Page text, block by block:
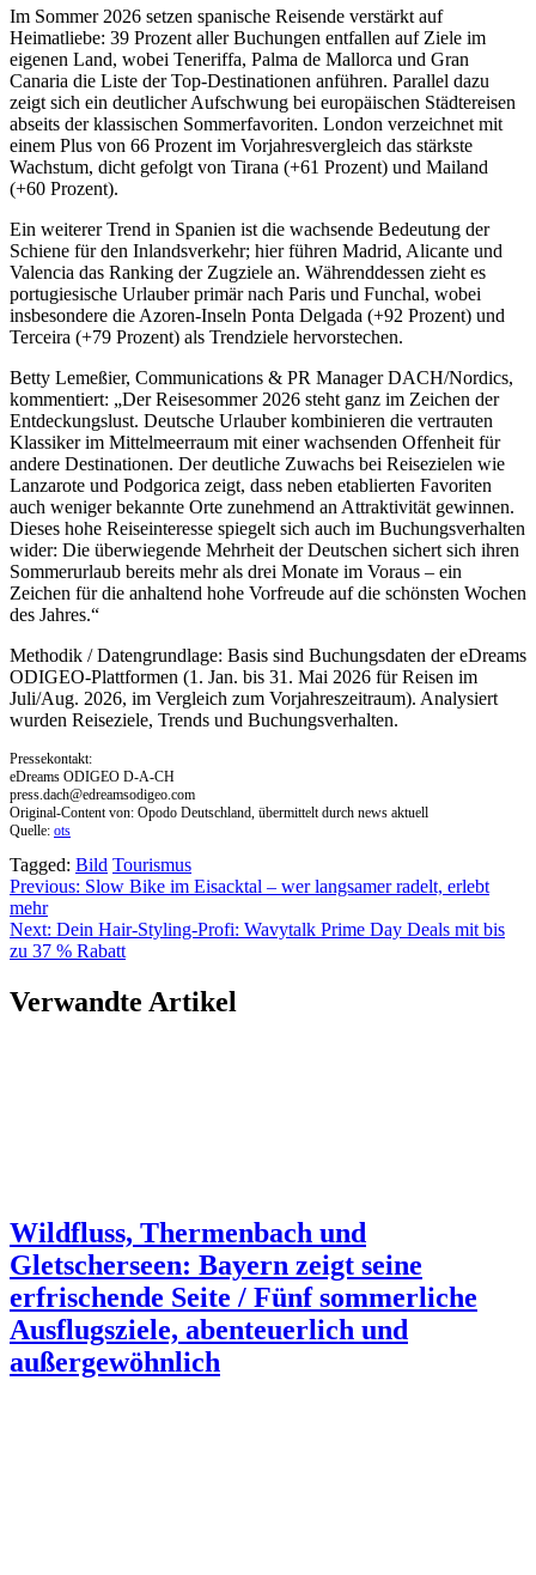
Im Sommer 2026 setzen spanische Reisende verstärkt auf
Heimatliebe: 39 Prozent aller Buchungen entfallen auf Ziele im
eigenen Land, wobei Teneriffa, Palma de Mallorca und Gran
Canaria die Liste der Top-Destinationen anführen. Parallel dazu
zeigt sich ein deutlicher Aufschwung bei europäischen Städtereisen
abseits der klassischen Sommerfavoriten. London verzeichnet mit
einem Plus von 66 Prozent im Vorjahresvergleich das stärkste
Wachstum, dicht gefolgt von Tirana (+61 Prozent) und Mailand
(+60 Prozent).
Ein weiterer Trend in Spanien ist die wachsende Bedeutung der
Schiene für den Inlandsverkehr; hier führen Madrid, Alicante und
Valencia das Ranking der Zugziele an. Währenddessen zieht es
portugiesische Urlauber primär nach Paris und Funchal, wobei
insbesondere die Azoren-Inseln Ponta Delgada (+92 Prozent) und
Terceira (+79 Prozent) als Trendziele hervorstechen.
Betty Lemeßier, Communications & PR Manager DACH/Nordics,
kommentiert: „Der Reisesommer 2026 steht ganz im Zeichen der
Entdeckungslust. Deutsche Urlauber kombinieren die vertrauten
Klassiker im Mittelmeerraum mit einer wachsenden Offenheit für
andere Destinationen. Der deutliche Zuwachs bei Reisezielen wie
Lanzarote und Podgorica zeigt, dass neben etablierten Favoriten
auch weniger bekannte Orte zunehmend an Attraktivität gewinnen.
Dieses hohe Reiseinteresse spiegelt sich auch im Buchungsverhalten
wider: Die überwiegende Mehrheit der Deutschen sichert sich ihren
Sommerurlaub bereits mehr als drei Monate im Voraus – ein
Zeichen für die anhaltend hohe Vorfreude auf die schönsten Wochen
des Jahres.“
Methodik / Datengrundlage: Basis sind Buchungsdaten der eDreams
ODIGEO-Plattformen (1. Jan. bis 31. Mai 2026 für Reisen im
Juli/Aug. 2026, im Vergleich zum Vorjahreszeitraum). Analysiert
wurden Reiseziele, Trends und Buchungsverhalten.
Pressekontakt:
eDreams ODIGEO D-A-CH
press.dach@edreamsodigeo.com
Original-Content von: Opodo Deutschland, übermittelt durch news aktuell
Quelle: ots
Tagged: Bild Tourismus
Beitragsnavigation
Previous: Slow Bike im Eisacktal – wer langsamer radelt, erlebt
mehr
Next: Dein Hair-Styling-Profi: Wavytalk Prime Day Deals mit bis
zu 37 % Rabatt
Verwandte Artikel
Wildfluss, Thermenbach und
Gletscherseen: Bayern zeigt seine
erfrischende Seite / Fünf sommerliche
Ausflugsziele, abenteuerlich und
außergewöhnlich